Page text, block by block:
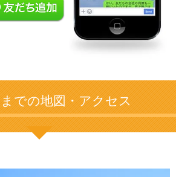
での地図・アクセス